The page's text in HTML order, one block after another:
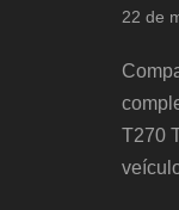
22 de
T270